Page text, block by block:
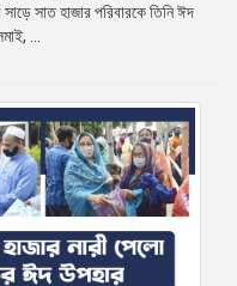
সাত হাজার পরিবারকে তিনি ঈদ
...